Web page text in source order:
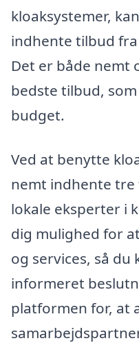
kloaksystemer,
indhente tilbud
Det er både nemt
bedste tilbud,
budget.
Ved at benytte
nemt indhente
lokale eksperter i
dig mulighed for
og services, så
informeret
platformen for, at